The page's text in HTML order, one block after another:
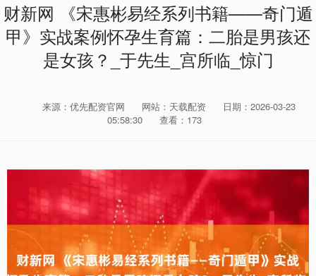
财新网 《宋惠彬易经系列书籍——奇门遁
甲》实战案例怀孕生育篇：二胎是男孩还
是女孩？_于先生_宫所临_惊门
来源：优先配资官网 网站：天载配资
日期：2026-03-23
05:58:30
查看：173